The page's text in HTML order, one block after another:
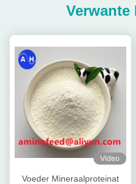
Verwante
Video
Voeder Mineraalproteinat